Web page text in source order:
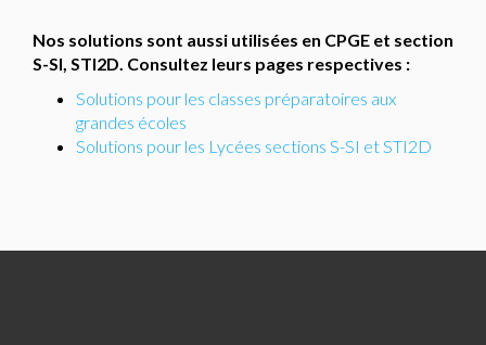
Nos solutions sont aussi utilisées en CPGE et section
S-SI, STI2D. Consultez leurs pages respectives :
Solutions pour les classes préparatoires aux
grandes écoles
Solutions pour les Lycées sections S-SI et STI2D